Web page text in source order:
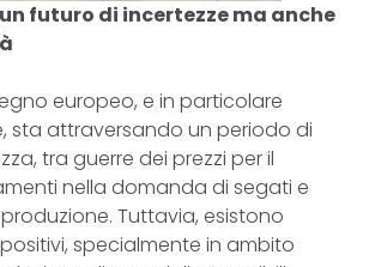
futuro di incertezze ma anche
europeo, e in particolare
sta attraversando un periodo di
tra guerre dei prezzi per il
nella domanda di segati e
Tuttavia, esistono
specialmente in ambito